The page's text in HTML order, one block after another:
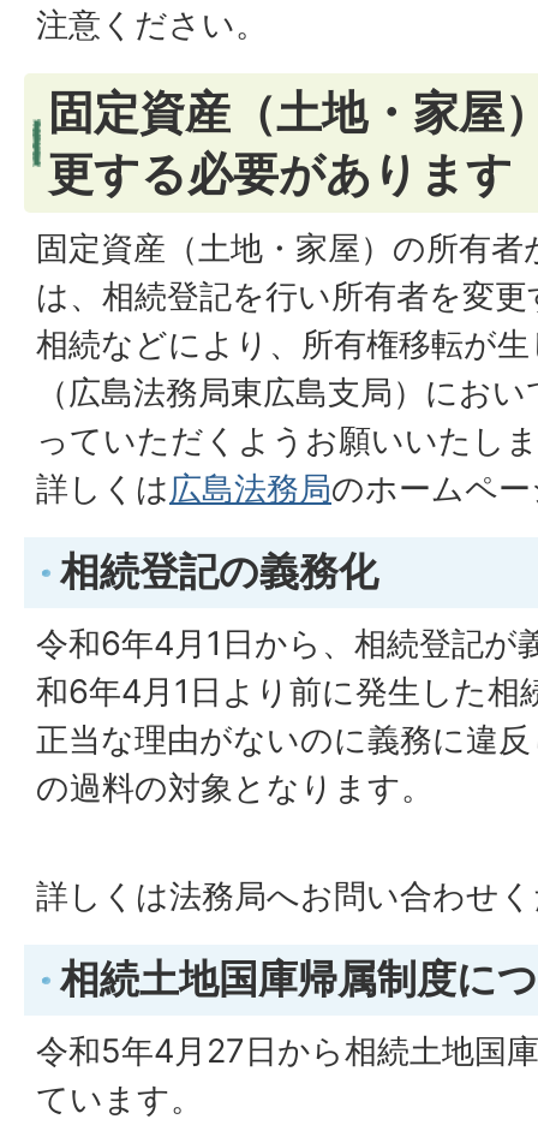
注意ください。
固定資産（土地・家屋
更する必要があります
固定資産（土地・家屋）の所有
は、相続登記を行い所有者を変
相続などにより、所有権移転が
（広島法務局東広島支局）にお
っていただくようお願いいたし
詳しくは広島法務局のホームペ
相続登記の義務化
令和6年4月1日から、相続登記が
和6年4月1日より前に発生した相
正当な理由がないのに義務に違
の過料の対象となります。
詳しくは法務局へお問い合わせ
相続土地国庫帰属制度に
令和5年4月27日から相続土地国
ています。